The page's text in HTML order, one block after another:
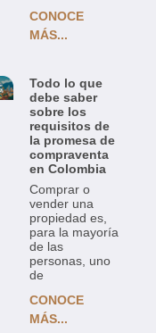
CONOCE
MÁS...
Todo lo que
debe saber
sobre los
requisitos de
la promesa de
compraventa
en Colombia
Comprar o
vender una
propiedad es,
para la mayoría
de las
personas, uno
de
CONOCE
MÁS...